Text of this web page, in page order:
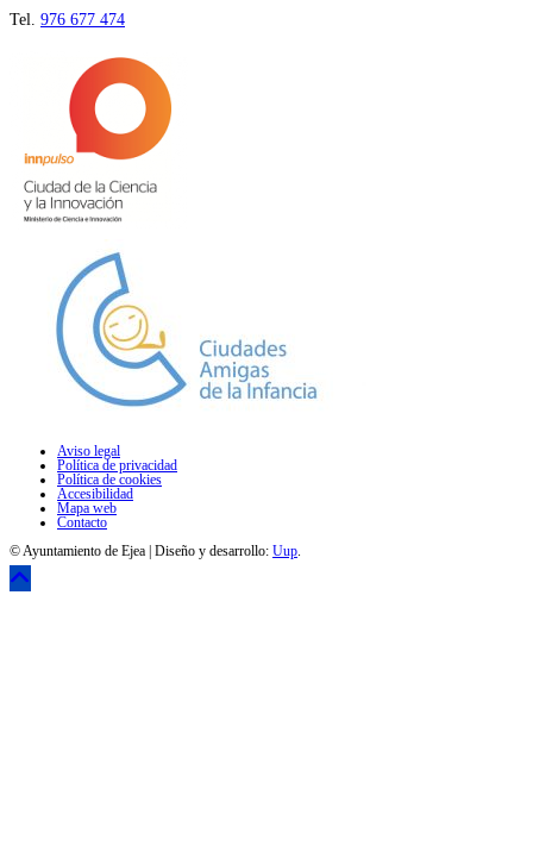
Tel. 976 677 474
Aviso legal
Política de privacidad
Política de cookies
Accesibilidad
Mapa web
Contacto
© Ayuntamiento de Ejea | Diseño y desarrollo: Uup